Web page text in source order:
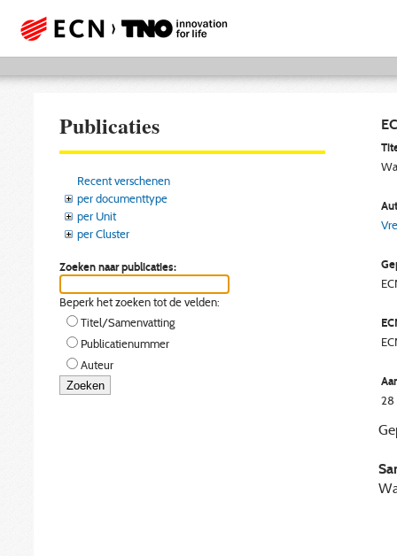
Publicaties
Recent verschenen
per documenttype
per Unit
per Cluster
Zoeken naar publicaties:
Beperk het zoeken tot de velden:
Titel/Samenvatting
Publicatienummer
Auteur
28